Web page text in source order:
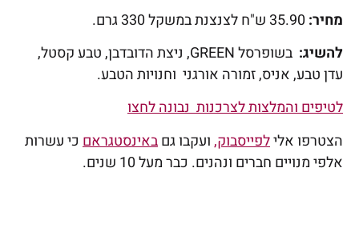
מחיר:
להשיג:
בשופרסל GREEN, ניצת הדובדבן, טבע קסטל,
עדן טבע, אניס, זמורה אורגני וחנויות הטבע.
לטיפים והמלצות לצרכנות נבונה לחצו
הצטרפו אלילפייסבוק,ועקבו גםבאינסטגראם כי עשרות
אלפי מנויים חברים ונהנים. כבר מעל 10 שנים.